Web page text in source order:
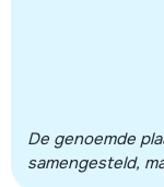
De genoemde
samengesteld,